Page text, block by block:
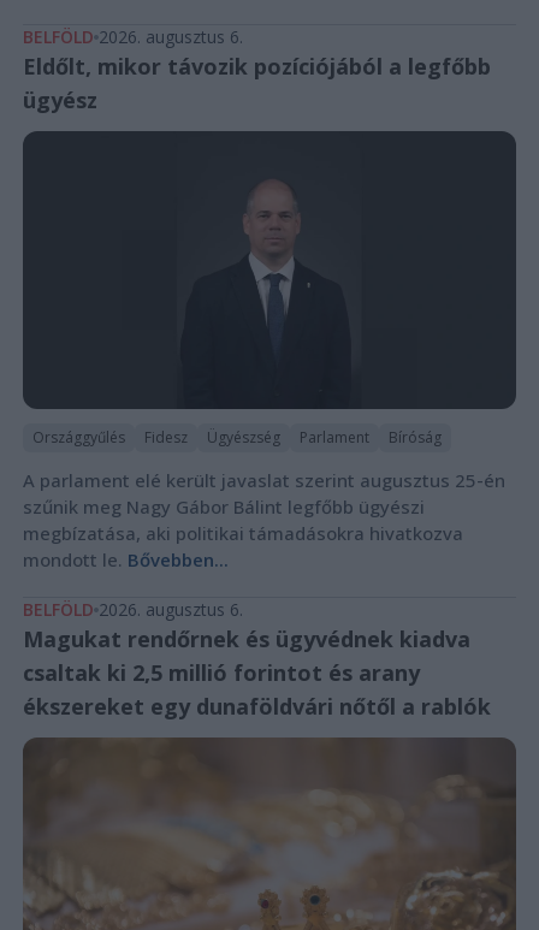
BELFÖLD 2026. augusztus 6.
Eldőlt, mikor távozik pozíciójából a legfőbb
ügyész
Országgyűlés Fidesz Ügyészség Parlament Bíróság
A parlament elé került javaslat szerint augusztus 25-én
szűnik meg Nagy Gábor Bálint legfőbb ügyészi
megbízatása, aki politikai támadásokra hivatkozva
mondott le. Bővebben...
BELFÖLD 2026. augusztus 6.
Magukat rendőrnek és ügyvédnek kiadva
csaltak ki 2,5 millió forintot és arany
ékszereket egy dunaföldvári nőtől a rablók